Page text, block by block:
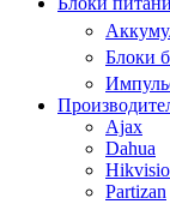
Блоки
Ajax
Dahua
Partizan